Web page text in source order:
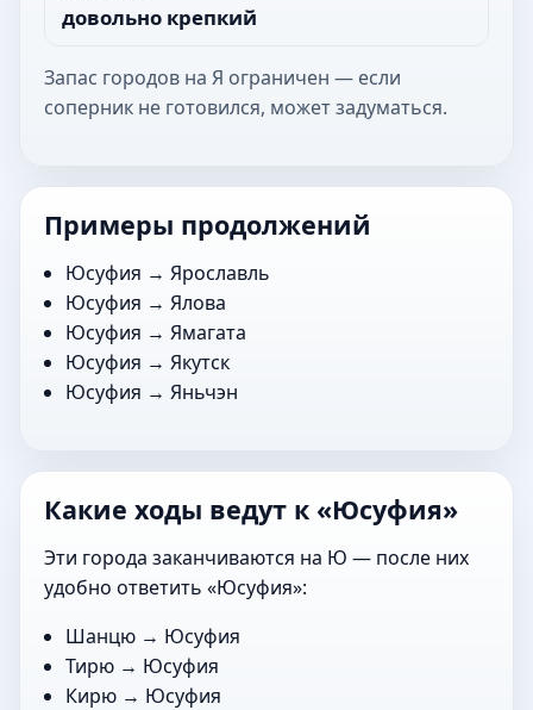
довольно крепкий
Запас городов на Я ограничен — если
соперник не готовился, может задуматься.
Примеры продолжений
Юсуфия →Ярославль
Юсуфия →Ялова
Юсуфия →Ямагата
Юсуфия →Якутск
Юсуфия →Яньчэн
Какие ходы ведут к «Юсуфия»
Эти города заканчиваются на Ю — после них
удобно ответить «Юсуфия»:
Шанцю → Юсуфия
Тирю → Юсуфия
Кирю → Юсуфия